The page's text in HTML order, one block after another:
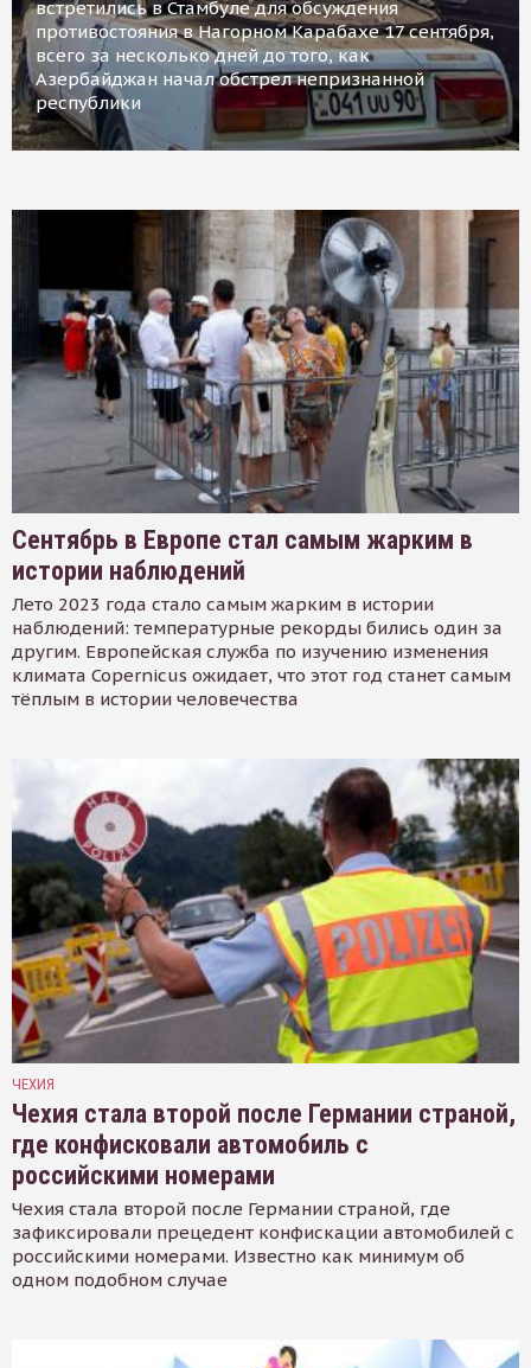
встретились в Стамбуле для обсуждения
противостояния в Нагорном Карабахе 17 сентября,
всего за несколько дней до того, как
Азербайджан начал обстрел непризнанной
республики
Сентябрь в Европе стал самым жарким в
истории наблюдений
Лето 2023 года стало самым жарким в истории
наблюдений: температурные рекорды бились один за
другим. Европейская служба по изучению изменения
климата Copernicus ожидает, что этот год станет самым
тёплым в истории человечества
ЧЕХИЯ
Чехия стала второй после Германии страной,
где конфисковали автомобиль с
российскими номерами
Чехия стала второй после Германии страной, где
зафиксировали прецедент конфискации автомобилей с
российскими номерами. Известно как минимум об
одном подобном случае